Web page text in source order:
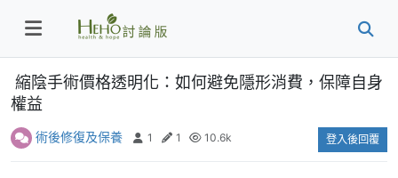
縮陰手術價格透明化：如何避免隱形消費，保障自身
權益
術後修復及保養 1 1 10.6k 登入後回覆